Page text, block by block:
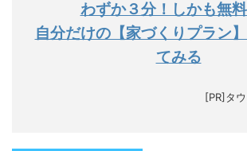
わずか３分！しかも無料
自分だけの【家づくりプラン
てみる
[PR]タ